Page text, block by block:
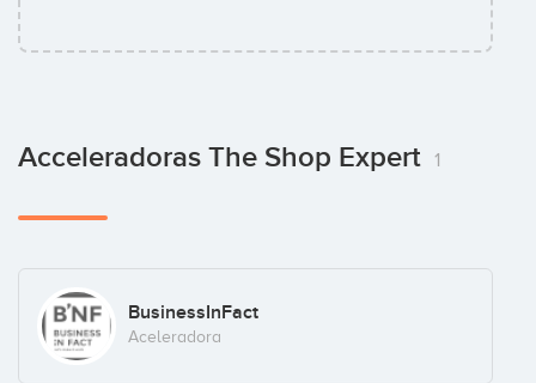
Acceleradoras The Shop Expert 1
BusinessInFact
Aceleradora